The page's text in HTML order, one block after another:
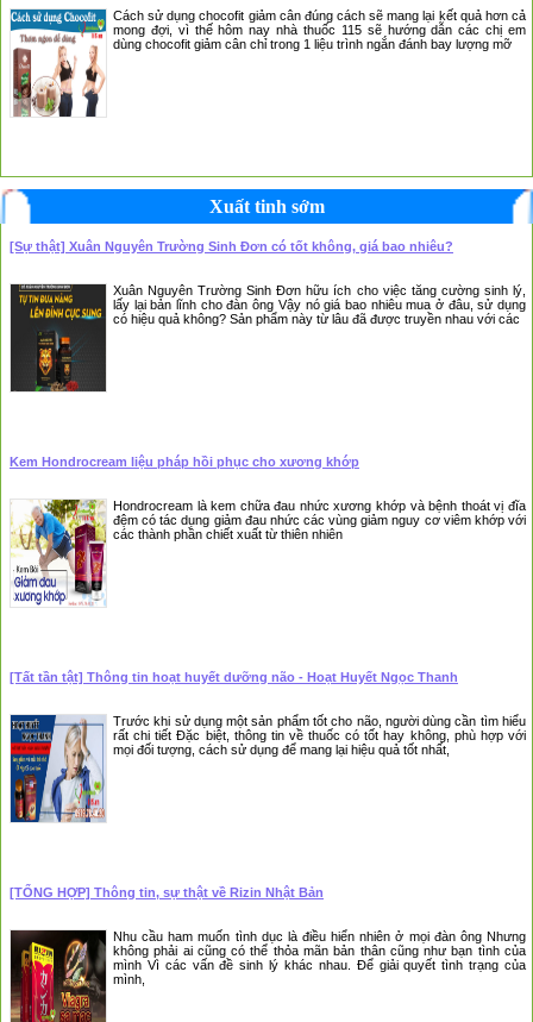
Cách sử dụng chocofit giảm cân đúng cách sẽ mang lại kết quả hơn cả
mong đợi, vì thế hôm nay nhà thuốc 115 sẽ hướng dẫn các chị em
dùng chocofit giảm cân chỉ trong 1 liệu trình ngắn đánh bay lượng mỡ
Xuất tinh sớm
[Sự thật] Xuân Nguyên Trường Sinh Đơn có tốt không, giá bao nhiêu?
Xuân Nguyên Trường Sinh Đơn hữu ích cho việc tăng cường sinh lý,
lấy lại bản lĩnh cho đàn ông Vậy nó giá bao nhiêu mua ở đâu, sử dụng
có hiệu quả không? Sản phẩm này từ lâu đã được truyền nhau với các
Kem Hondrocream liệu pháp hồi phục cho xương khớp
Hondrocream là kem chữa đau nhức xương khớp và bệnh thoát vị đĩa
đệm có tác dụng giảm đau nhức các vùng giảm nguy cơ viêm khớp với
các thành phần chiết xuất từ thiên nhiên
[Tất tần tật] Thông tin hoạt huyết dưỡng não - Hoạt Huyết Ngọc Thanh
Trước khi sử dụng một sản phẩm tốt cho não, người dùng cần tìm hiểu
rất chi tiết Đặc biệt, thông tin về thuốc có tốt hay không, phù hợp với
mọi đối tượng, cách sử dụng để mang lại hiệu quả tốt nhất,
[TỔNG HỢP] Thông tin, sự thật về Rizin Nhật Bản
Nhu cầu ham muốn tình dục là điều hiển nhiên ở mọi đàn ông Nhưng
không phải ai cũng có thể thỏa mãn bản thân cũng như bạn tình của
mình Vì các vấn đề sinh lý khác nhau. Để giải quyết tình trạng của
mình,